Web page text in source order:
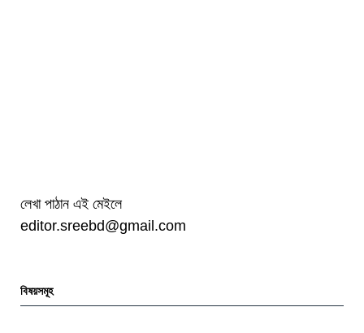
লেখা পাঠান এই মেইলে
editor.sreebd@gmail.com
বিষয়সমূহ